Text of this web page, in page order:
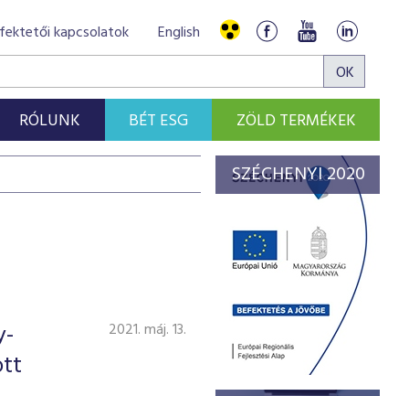
kapcsolatok English
RÓLUNK BÉT ESG ZÖLD TERMÉKEK
2021. máj. 13.
SZÉCHENYI 2020